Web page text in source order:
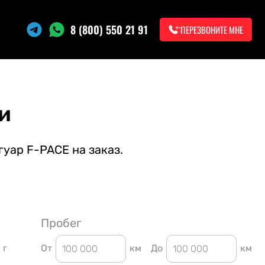
8 (800) 550 21 91 ПЕРЕЗВОНИТЕ МНЕ
F-PACE на заказ.
г
Пробег
От км До км